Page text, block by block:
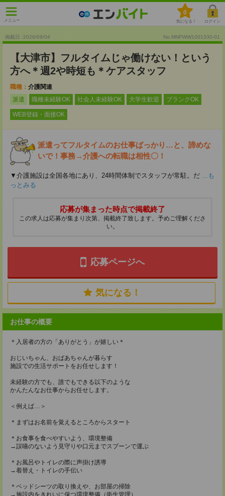
メニュー
0
気になる！ ログイン
掲載日 :2026/08/04 No.MNPWW1001330-01
【大津市】フルタイムじゃ働けない！という
方へ＊週2や時短も＊ケアスタッフ
職種： 介護関連
派遣
職種未経験OK 社会人未経験OK 大学生歓迎 ブランクOK
WEB登録・面接OK
派遣ってフルタイムのお仕事ばっかり…と、諦めな
いで！事務→介護への転職は相性〇！
▼介護施設は全国各地にあり、24時間体制でスタッフが常駐。だ ...も
っとみる
応募が集まった時点で掲載終了
この求人は応募が集まり次第、掲載終了致します。予めご理解くださ
い。
応募ページへ
気になる！
お仕事の概要
＊入居者の方の「ありがとう」が嬉しい＊
おじいちゃん、おばあちゃんが暮らす
施設での生活サポートをお任せします！
未経験の方でも、誰でもできる以下のような
かんたんなお仕事からお任せします。
＜例えば…＞
＊まずはお名前を覚えるところからスタート
＊お食事を食べやすいよう、環境整備
→誤嚥のないよう見守りや口元までスプーンで運ぶ
＊お風呂やトイレの際に声掛け誘導
→着替え・トイレの手伝い
＊ベッドシーツの取り換えや、お部屋の掃除
→施設内をきれいに保つ環境整備（衛生管理）